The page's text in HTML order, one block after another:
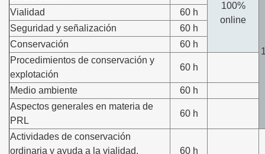
100%
online
Vialidad
60 h
Seguridad y señalización
60 h
Conservación
60 h
Procedimientos de conservación y
explotación
60 h
Medio ambiente
60 h
Aspectos generales en materia de
PRL
60 h
Actividades de conservación
ordinaria y ayuda a la vialidad.
60 h